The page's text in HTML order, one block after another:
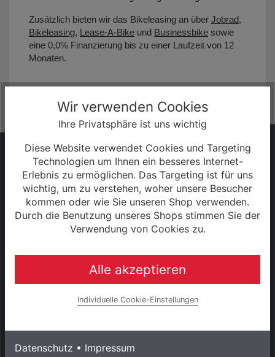
Zusätzlich bieten wir das Bikeleasing an über Jobrad,
Bikeleasing, Lease-A-Bike und Businessbike sowie
eine 0,0% Finanzierung bis zu einer Laufzeit von 12
Monaten.
HABEN SIE FRAGEN?
Wir sind gerne persönlich für Sie da!
+49 (0) 3943 - 694 253
Mo - Fr: 08:30 - 18:00 Uhr
Sa: 09:00 - 13:00 Uhr
S2 - 2025
Wir verwenden Cookies
Ihre Privatsphäre ist uns wichtig
Diese Website verwendet Cookies und Targeting
Technologien um Ihnen ein besseres Internet-
Erlebnis zu ermöglichen. Das Targeting ist für uns
wichtig, um zu verstehen, woher unsere Besucher
kommen oder wie Sie unseren Shop verwenden.
Durch die Benutzung unseres Shops stimmen Sie der
Verwendung von Cookies zu.
Alle akzeptieren
Individuelle Cookie-Einstellungen
Datenschutz • Impressum